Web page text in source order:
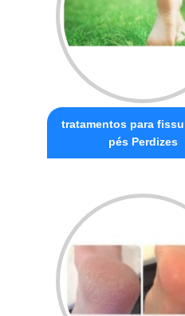
tratamentos para
pés Perdizes